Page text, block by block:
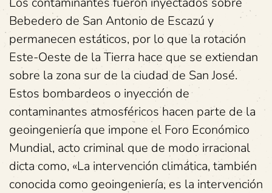
Bebedero de San Antonio de Escazú y
permanecen estáticos, por lo que la rotación
Este-Oeste de la Tierra hace que se extiendan
sobre la zona sur de la ciudad de San José.
Estos bombardeos o inyección de
contaminantes atmosféricos hacen parte de la
geoingeniería que impone el Foro Económico
Mundial, acto criminal que de modo irracional
dicta como, «La intervención climática, también
conocida como geoingeniería, es la intervención